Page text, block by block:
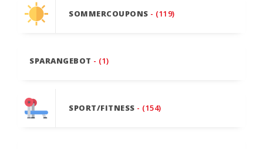
SOMMERCOUPONS - (119)
SPARANGEBOT - (1)
SPORT/FITNESS - (154)